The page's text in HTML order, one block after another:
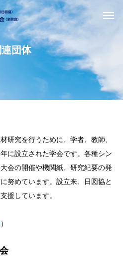
連団体
研究を行うために、学者、教師、
に設立された学会です。各種シン
会の開催や機関紙、研究紀要の発
努めています。設立来、日図協と
援しています。
）